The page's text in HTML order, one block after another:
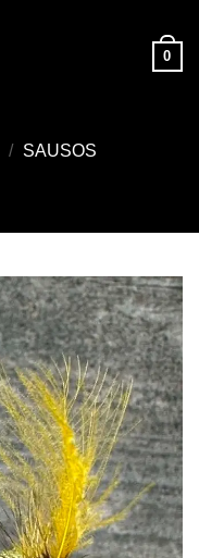
0
/ SAUSOS